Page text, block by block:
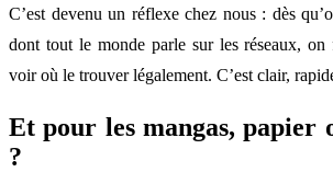
C’est devenu un réflexe chez nous : dès
dont tout le monde parle sur les réseaux,
voir où le trouver légalement. C’est clair,
Et pour les mangas, papier
?